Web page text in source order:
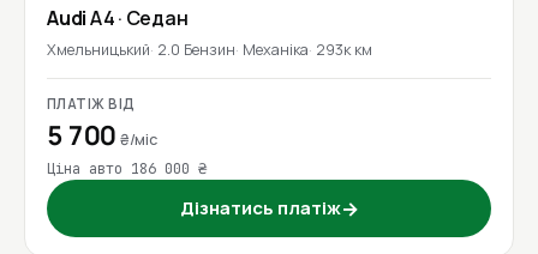
AudiA4· Седан
Хмельницький 2.0 Бензин Механіка 293к км
ПЛАТІЖ ВІД
5 700₴/міс
Ціна авто 186 000 ₴
Дізнатись платіж→